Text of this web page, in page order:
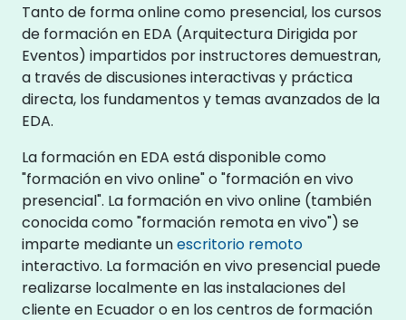
Tanto de forma online como presencial, los cursos
de formación en EDA (Arquitectura Dirigida por
Eventos) impartidos por instructores demuestran,
a través de discusiones interactivas y práctica
directa, los fundamentos y temas avanzados de la
EDA.
La formación en EDA está disponible como
"formación en vivo online" o "formación en vivo
presencial". La formación en vivo online (también
conocida como "formación remota en vivo") se
imparte mediante unescritorio remoto
interactivo. La formación en vivo presencial puede
realizarse localmente en las instalaciones del
cliente en Ecuador o en los centros de formación